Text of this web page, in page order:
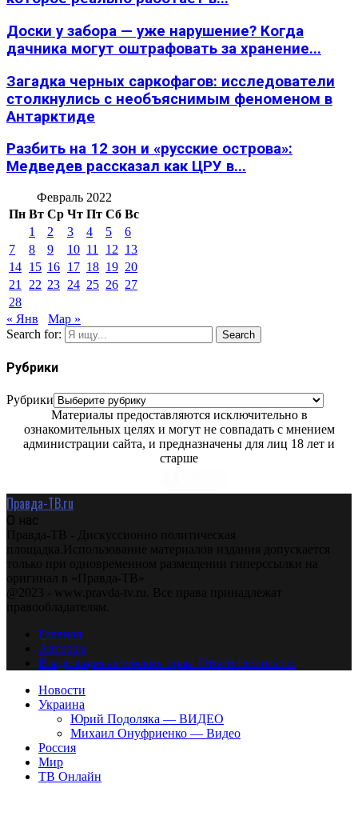
Доски у забора — уже нарушение? Когда
дачника могут оштрафовать за хранение...
Загадка черных саркофагов: исследователи
столкнулись с необъяснимым феноменом в
Антарктиде
Разбить на 12 зон и «русские острова»:
Медведев рассказал как ЦРУ в...
Февраль 2022
Пн Вт Ср Чт Пт Сб Вс
1
2 3 4 5
6
7
8 9 10 11 12 13
14 15 16 17 18 19 20
21
22 23 24 25 26 27
28
« Янв
Мар »
Search for:
Search
Рубрики
Рубрики
Материалы предоставляются исключительно в
ознакомительных целях и могут не совпадать с мнением
администрации сайта, и предназначены для лиц 18 лет и
старше
Правда-ТВ.ru
О нас
Правда-ТВ - Дискуссионно политическая
площадка.Использование материалов издания допускается
только при одновременном размещении гиперссылки на
оригинал в «Правда-ТВ»
@2023 - www.pravda-tv.ru. Все права принадлежат
правообладателям.
Главная
Авторам
Владельцам авторских прав. Ответственности.
Новости
Украина
Юрий Подоляка — ВИДЕО
Михаил Онуфриенко — Видео
Россия
Мир
ТВ Онлайн